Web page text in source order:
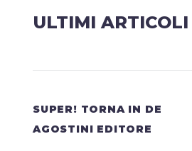
ULTIMI ARTICOLI
SUPER! TORNA IN DE
AGOSTINI EDITORE